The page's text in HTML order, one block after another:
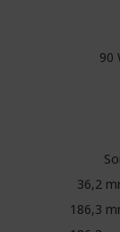
90
36,2
186,3